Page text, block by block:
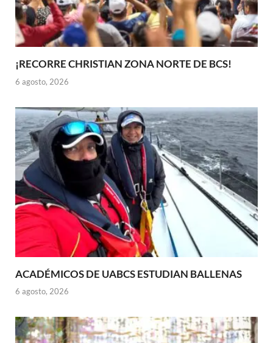
¡RECORRE CHRISTIAN ZONA NORTE DE BCS!
6 agosto, 2026
ACADÉMICOS DE UABCS ESTUDIAN BALLENAS
6 agosto, 2026